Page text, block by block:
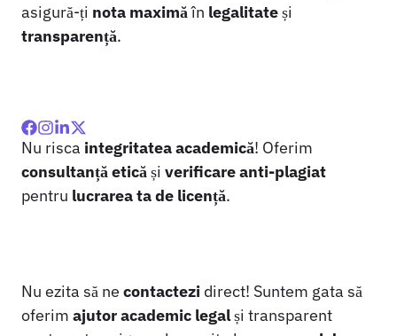
asigură-ți nota maximăîn legalitateși
transparență.
Nu risca integritatea academică! Oferim
consultanță eticăși verificare anti-plagiat
pentru lucrarea ta de licență.
Nu ezita să ne contactezi direct! Suntem gata să
oferim ajutor academic legalși transparent